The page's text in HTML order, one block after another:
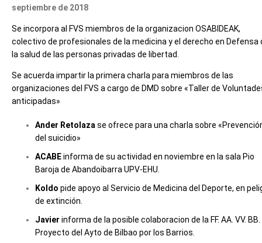
septiembre de 2018
Se incorpora al FVS miembros de la organizacion OSABIDEAK,
colectivo de profesionales de la medicina y el derecho en Defensa
la salud de las personas privadas de libertad.
Se acuerda impartir la primera charla para miembros de las
organizaciones del FVS a cargo de DMD sobre «Taller de
anticipadas»
Ander Retolaza se ofrece para una charla sobre
del suicidio»
ACABEinforma de su actividad en noviembre en la sala Pio
Baroja de Abandoibarra UPV-EHU.
Koldo pide apoyo al Servicio de Medicina del Deporte, en
de extinción.
Javier informa de la posible colaboracion de la FF. AA. VV. BB.
Proyecto del Ayto de Bilbao por los Barrios.